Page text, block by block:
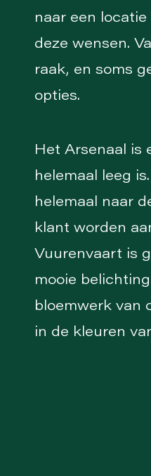
naar een
deze wensen.
raak, en soms
opties.
Het Arsenaal is
helemaal leeg
helemaal naar
klant worden
Vuurenvaart is
mooie
bloemwerk van
in de kleuren